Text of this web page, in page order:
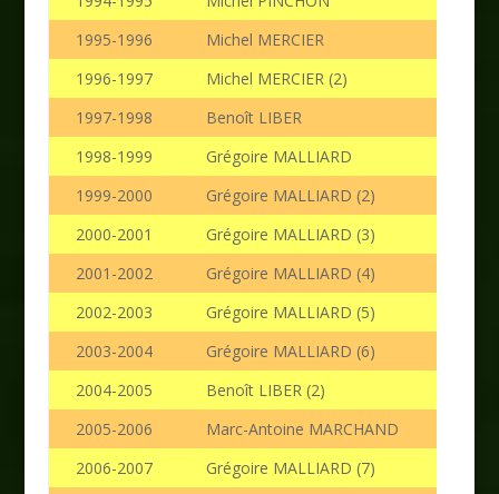
1995-1996
Michel MERCIER
1996-1997
Michel MERCIER (2)
1997-1998
Benoît LIBER
1998-1999
Grégoire MALLIARD
1999-2000
Grégoire MALLIARD (2)
2000-2001
Grégoire MALLIARD (3)
2001-2002
Grégoire MALLIARD (4)
2002-2003
Grégoire MALLIARD (5)
2003-2004
Grégoire MALLIARD (6)
2004-2005
Benoît LIBER (2)
2005-2006
Marc-Antoine MARCHAND
2006-2007
Grégoire MALLIARD (7)